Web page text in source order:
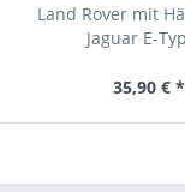
Land Rover mit
Jaguar E-
35,90 € *